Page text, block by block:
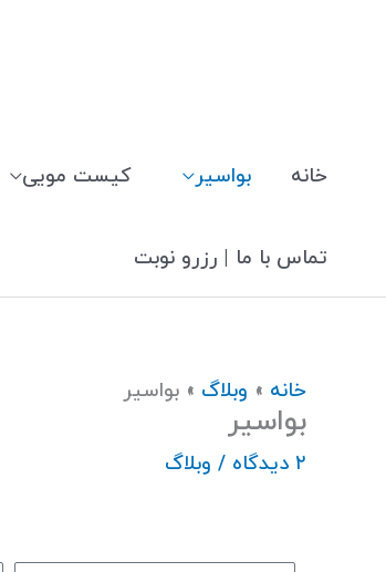
خانه بواسیر کیست مویی
تماس با ما | رزرو نوبت
خانه وبلاگ بواسیر
بواسیر
۲ دیدگاه / وبلاگ